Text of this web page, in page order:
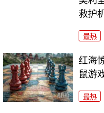
救护
最热
红海
鼠游
最热